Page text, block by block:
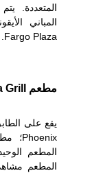
المتعددة.
Fargo Plaza.
مطعم Compass Arizona Grill
المطعم